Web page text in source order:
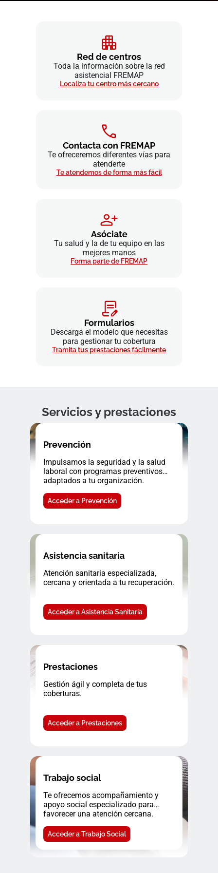
Red de centros
Toda la información sobre la red
asistencial FREMAP
Localiza tu centro más cercano
Contacta con FREMAP
Te ofreceremos diferentes vías para
atenderte
Te atendemos de forma más fácil
Asóciate
Tu salud y la de tu equipo en las
mejores manos
Forma parte de FREMAP
Formularios
Descarga el modelo que necesitas
para gestionar tu cobertura
Tramita tus prestaciones fácilmente
Servicios y prestaciones
Prevención
Impulsamos la seguridad y la salud
laboral con programas preventivos
adaptados a tu organización.
Acceder a Prevención
Asistencia sanitaria
Atención sanitaria especializada,
cercana y orientada a tu recuperación.
Acceder a Asistencia Sanitaria
Prestaciones
Gestión ágil y completa de tus
coberturas.
Acceder a Prestaciones
Trabajo social
Te ofrecemos acompañamiento y
apoyo social especializado para
favorecer una atención cercana.
Acceder a Trabajo Social